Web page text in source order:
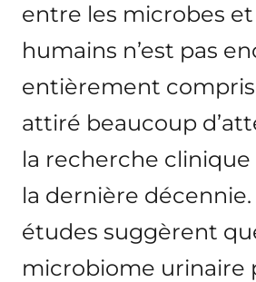
entre les microbes et
humains n’est pas
entièrement
attiré beaucoup
la recherche clinique
la dernière
études suggèrent
microbiome urinaire